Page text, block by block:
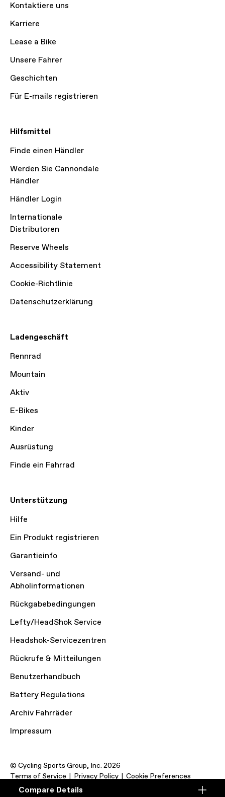
Compare Details
Kontaktiere uns
Karriere
Lease a Bike
Unsere Fahrer
Geschichten
Für E-mails registrieren
Hilfsmittel
Finde einen Händler
Werden Sie Cannondale
Händler
Händler Login
Internationale
Distributoren
Reserve Wheels
Accessibility Statement
Cookie-Richtlinie
Datenschutzerklärung
Ladengeschäft
Rennrad
Mountain
Aktiv
E-Bikes
Kinder
Ausrüstung
Finde ein Fahrrad
Unterstützung
Hilfe
Ein Produkt registrieren
Garantieinfo
Versand- und
Abholinformationen
Rückgabebedingungen
Lefty/HeadShok Service
Headshok-Servicezentren
Rückrufe & Mitteilungen
Benutzerhandbuch
Battery Regulations
Archiv Fahrräder
Impressum
© Cycling Sports Group, Inc. 2026
Terms of Service
Privacy Policy Cookie Preferences